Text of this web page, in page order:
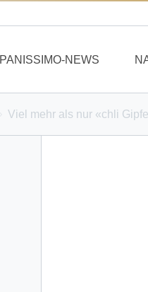
PANISSIMO-NEWS
Viel mehr als nur «chli